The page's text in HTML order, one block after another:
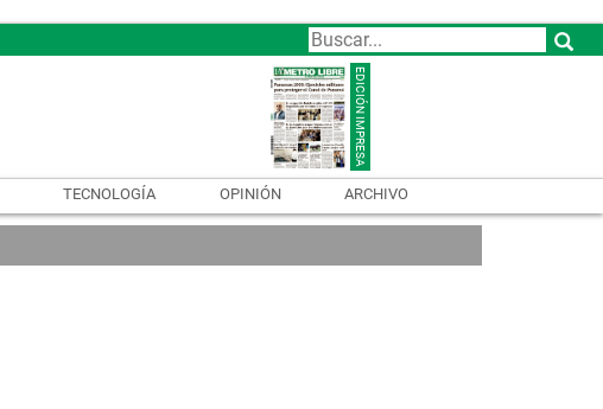
TECNOLOGÍA OPINIÓN ARCHIVO